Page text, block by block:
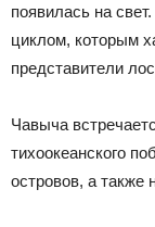
появилась на
циклом, которым
представители
Чавыча
тихоокеанского
островов, а также